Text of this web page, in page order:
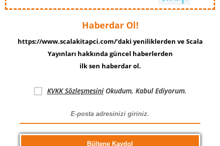
Haberdar Ol!
https://www.scalakitapci.com/’daki yeniliklerden ve Scala
Yayınları hakkında güncel haberlerden
ilk sen haberdar ol.
KVKK SözleşmesiniOkudum, Kabul Ediyorum.